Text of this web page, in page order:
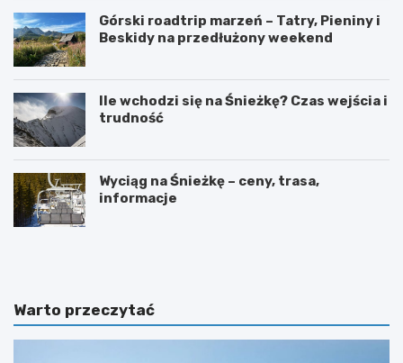
Górski roadtrip marzeń – Tatry, Pieniny i
Beskidy na przedłużony weekend
Ile wchodzi się na Śnieżkę? Czas wejścia i
trudność
Wyciąg na Śnieżkę – ceny, trasa,
informacje
W
O
w
c
O
b
o
t
Warto przeczytać